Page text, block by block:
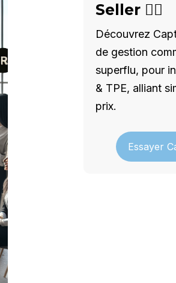
Seller 🦸‍♂️
Découvrez
de gestion
superflu, pour
& TPE, alliant
prix.
Essayer